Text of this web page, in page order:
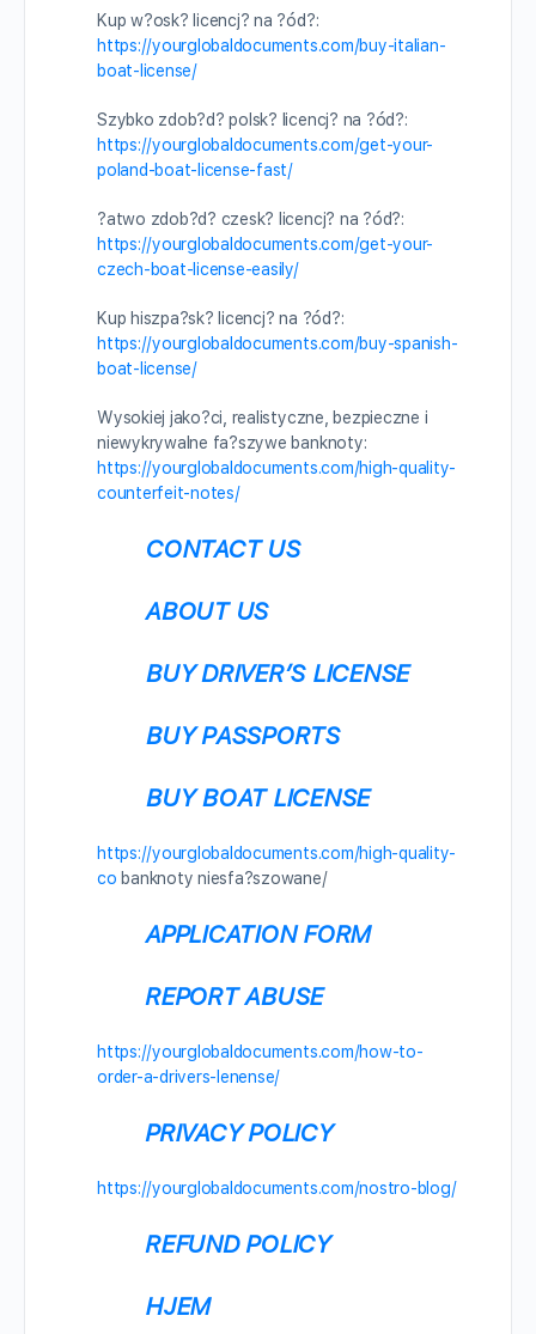
Kup w?osk? licencj? na ?ód?:
https://yourglobaldocuments.com/buy-italian-
boat-license/
Szybko zdob?d? polsk? licencj? na ?ód?:
https://yourglobaldocuments.com/get-your-
poland-boat-license-fast/
?atwo zdob?d? czesk? licencj? na ?ód?:
https://yourglobaldocuments.com/get-your-
czech-boat-license-easily/
Kup hiszpa?sk? licencj? na ?ód?:
https://yourglobaldocuments.com/buy-spanish-
boat-license/
Wysokiej jako?ci, realistyczne, bezpieczne i
niewykrywalne fa?szywe banknoty:
https://yourglobaldocuments.com/high-quality-
counterfeit-notes/
CONTACT US
ABOUT US
BUY DRIVER’S LICENSE
BUY PASSPORTS
BUY BOAT LICENSE
https://yourglobaldocuments.com/high-quality-
co banknoty niesfa?szowane/
APPLICATION FORM
REPORT ABUSE
https://yourglobaldocuments.com/how-to-
order-a-drivers-lenense/
PRIVACY POLICY
https://yourglobaldocuments.com/nostro-blog/
REFUND POLICY
HJEM